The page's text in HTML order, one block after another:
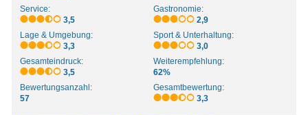
Service:
3,5
Gastronomie:
2,9
Lage & Umgebung:
3,3
Sport & Unterhaltung:
3,0
Gesamteindruck:
3,5
Weiterempfehlung:
62%
Bewertungsanzahl:
57
Gesamtbewertung:
3,3